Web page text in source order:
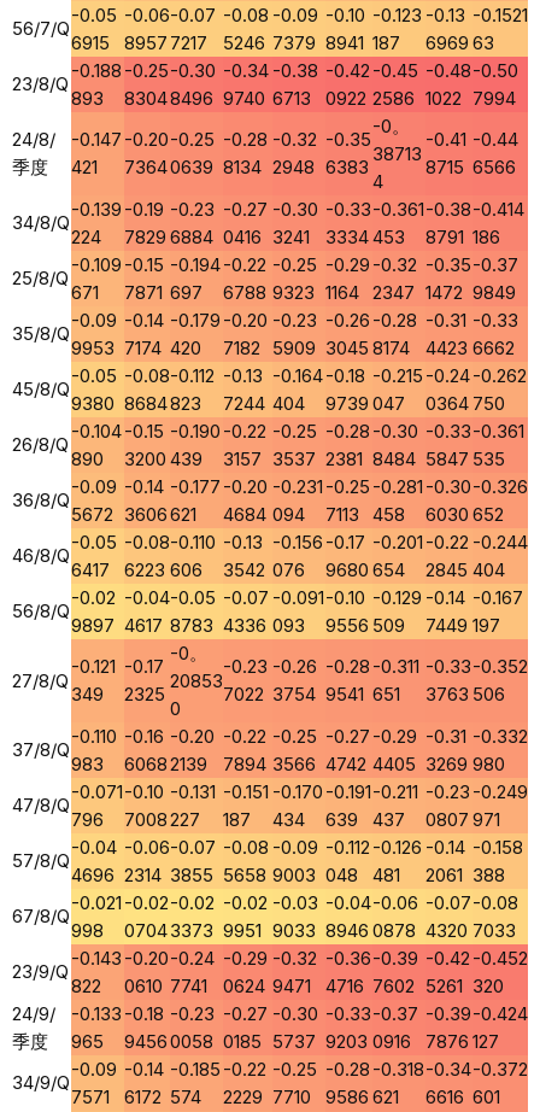
56/7/Q
-0.05
6915
-0.06
8957
-0.07
7217
-0.08
5246
-0.09
7379
-0.10
8941
-0.123
187
-0.13
6969
-0.1521
63
23/8/Q
-0.188
893
-0.25
8304
-0.30
8496
-0.34
9740
-0.38
6713
-0.42
0922
-0.45
2586
-0.48
1022
-0.50
7994
24/8/
季度
-0.147
421
-0.20
7364
-0.25
0639
-0.28
8134
-0.32
2948
-0.35
6383
-0。
38713
4
-0.41
8715
-0.44
6566
34/8/Q
-0.139
224
-0.19
7829
-0.23
6884
-0.27
0416
-0.30
3241
-0.33
3334
-0.361
453
-0.38
8791
-0.414
186
25/8/Q
-0.109
671
-0.15
7871
-0.194
697
-0.22
6788
-0.25
9323
-0.29
1164
-0.32
2347
-0.35
1472
-0.37
9849
35/8/Q
-0.09
9953
-0.14
7174
-0.179
420
-0.20
7182
-0.23
5909
-0.26
3045
-0.28
8174
-0.31
4423
-0.33
6662
45/8/Q
-0.05
9380
-0.08
8684
-0.112
823
-0.13
7244
-0.164
404
-0.18
9739
-0.215
047
-0.24
0364
-0.262
750
26/8/Q
-0.104
890
-0.15
3200
-0.190
439
-0.22
3157
-0.25
3537
-0.28
2381
-0.30
8484
-0.33
5847
-0.361
535
36/8/Q
-0.09
5672
-0.14
3606
-0.177
621
-0.20
4684
-0.231
094
-0.25
7113
-0.281
458
-0.30
6030
-0.326
652
46/8/Q
-0.05
6417
-0.08
6223
-0.110
606
-0.13
3542
-0.156
076
-0.17
9680
-0.201
654
-0.22
2845
-0.244
404
56/8/Q
-0.02
9897
-0.04
4617
-0.05
8783
-0.07
4336
-0.091
093
-0.10
9556
-0.129
509
-0.14
7449
-0.167
197
27/8/Q
-0.121
349
-0.17
2325
-0。
20853
0
-0.23
7022
-0.26
3754
-0.28
9541
-0.311
651
-0.33
3763
-0.352
506
37/8/Q
-0.110
983
-0.16
6068
-0.20
2139
-0.22
7894
-0.25
3566
-0.27
4742
-0.29
4405
-0.31
3269
-0.332
980
47/8/Q
-0.071
796
-0.10
7008
-0.131
227
-0.151
187
-0.170
434
-0.191
639
-0.211
437
-0.23
0807
-0.249
971
57/8/Q
-0.04
4696
-0.06
2314
-0.07
3855
-0.08
5658
-0.09
9003
-0.112
048
-0.126
481
-0.14
2061
-0.158
388
67/8/Q
-0.021
998
-0.02
0704
-0.02
3373
-0.02
9951
-0.03
9033
-0.04
8946
-0.06
0878
-0.07
4320
-0.08
7033
23/9/Q
-0.143
822
-0.20
0610
-0.24
7741
-0.29
0624
-0.32
9471
-0.36
4716
-0.39
7602
-0.42
5261
-0.452
320
24/9/
季度
-0.133
965
-0.18
9456
-0.23
0058
-0.27
0185
-0.30
5737
-0.33
9203
-0.37
0916
-0.39
7876
-0.424
127
34/9/Q
-0.09
7571
-0.14
6172
-0.185
574
-0.22
2229
-0.25
7710
-0.28
9586
-0.318
621
-0.34
6616
-0.372
601